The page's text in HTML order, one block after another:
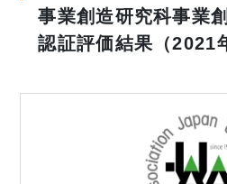
事業創造研究科事業
認証評価結果（2021